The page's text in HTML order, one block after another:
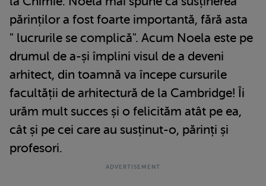
părinților a fost foarte importantă, fără asta
" lucrurile se complică". Acum Noela este pe
drumul de a-și împlini visul de a deveni
arhitect, din toamnă va începe cursurile
facultății de arhitectură de la Cambridge! Îi
urăm mult succes și o felicităm atât pe ea,
cât și pe cei care au susținut-o, părinți și
profesori.